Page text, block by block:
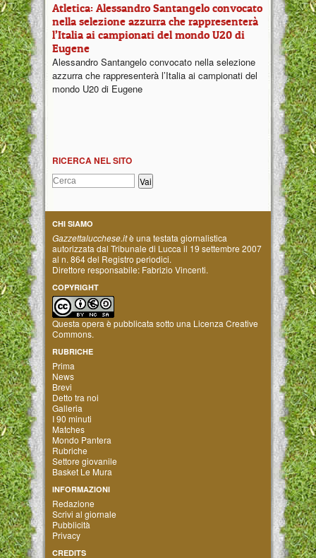
Atletica: Alessandro Santangelo convocato
nella selezione azzurra che rappresenterà
l’Italia ai campionati del mondo U20 di
Eugene
Alessandro Santangelo convocato nella selezione
azzurra che rappresenterà l’Italia ai campionati del
mondo U20 di Eugene
RICERCA NEL SITO
CHI SIAMO
Gazzettalucchese.itè una testata giornalistica
autorizzata dal Tribunale di Lucca il 19 settembre 2007
al n. 864 del Registro periodici.
Direttore responsabile: Fabrizio Vincenti.
COPYRIGHT
Questa opera è pubblicata sotto una Licenza Creative
Commons.
RUBRICHE
Prima
News
Brevi
Detto tra noi
Galleria
I 90 minuti
Matches
Mondo Pantera
Rubriche
Settore giovanile
Basket Le Mura
INFORMAZIONI
Redazione
Scrivi al giornale
Pubblicità
Privacy
CREDITS